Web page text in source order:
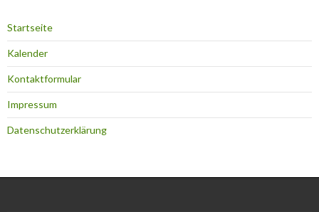
Startseite
Kalender
Kontaktformular
Impressum
Datenschutzerklärung